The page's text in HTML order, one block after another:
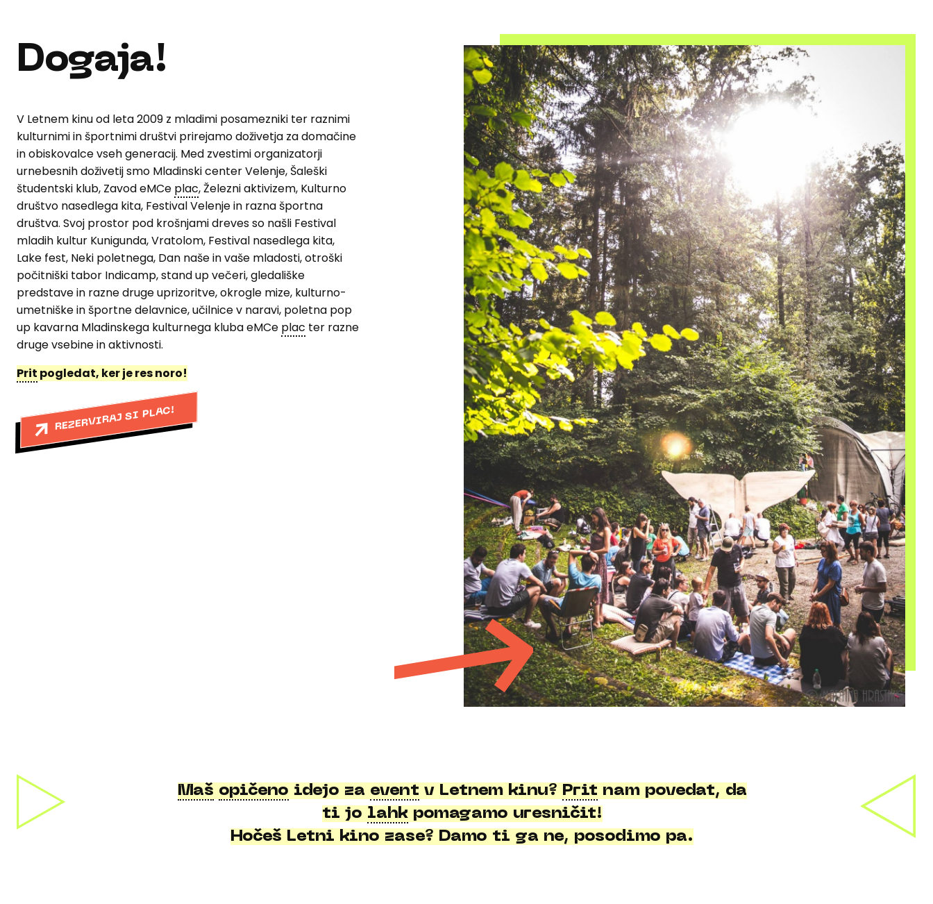
Dogaja!
V Letnem kinu od leta 2009 z mladimi posamezniki ter raznimi
kulturnimi in športnimi društvi prirejamo doživetja za domačine
in obiskovalce vseh generacij. Med zvestimi organizatorji
urnebesnih doživetij smo Mladinski center Velenje, Šaleški
študentski klub, Zavod eMCe plac, Železni aktivizem, Kulturno
društvo nasedlega kita, Festival Velenje in razna športna
društva. Svoj prostor pod krošnjami dreves so našli Festival
mladih kultur Kunigunda, Vratolom, Festival nasedlega kita,
Lake fest, Neki poletnega, Dan naše in vaše mladosti, otroški
počitniški tabor Indicamp, stand up večeri, gledališke
predstave in razne druge uprizoritve, okrogle mize, kulturno-
umetniške in športne delavnice, učilnice v naravi, poletna pop
up kavarna Mladinskega kulturnega kluba eMCe plac ter razne
druge vsebine in aktivnosti.
Prit pogledat, ker je res noro!
REZERVIRAJ SI PLAC!
Maš opičeno idejo za event v Letnem kinu? Prit nam povedat, da
ti jo lahkpomagamo uresničit!
Hočeš Letni kino zase? Damo ti ga ne, posodimo pa.